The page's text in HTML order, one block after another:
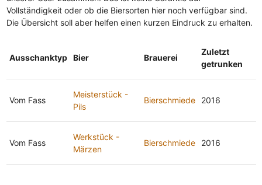
Vollständigkeit oder ob die Biersorten hier noch verfügbar sind.
Die Übersicht soll aber helfen einen kurzen Eindruck zu erhalten.
Ausschanktyp Bier Brauerei
Zuletzt
getrunken
Vom Fass
Meisterstück -
Pils
Bierschmiede 2016
Vom Fass
Werkstück -
Märzen
Bierschmiede 2016